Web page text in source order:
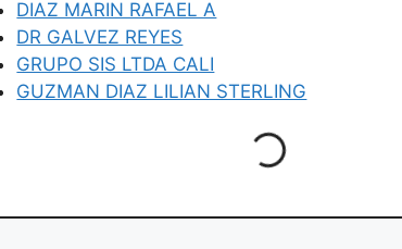
DIAZ MARIN RAFAEL A
DR GALVEZ REYES
GRUPO SIS LTDA CALI
GUZMAN DIAZ LILIAN STERLING
Loading...